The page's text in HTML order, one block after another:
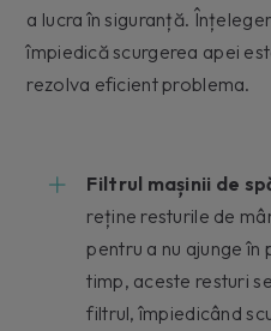
a lucra în siguranță.
împiedică scurgerea apei
rezolva eficient problema.
Filtrul mașinii de
reține resturile de
pentru a nu ajunge în
timp, aceste resturi
filtrul, împiedicând